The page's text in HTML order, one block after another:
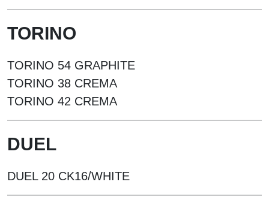
TORINO
TORINO 54 GRAPHITE
TORINO 38 CREMA
TORINO 42 CREMA
DUEL
DUEL 20 CK16/WHITE